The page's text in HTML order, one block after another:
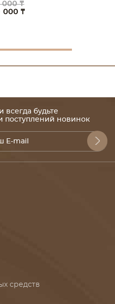
000 ₸
000 ₸
всегда будьте
поступлений новинок
средств